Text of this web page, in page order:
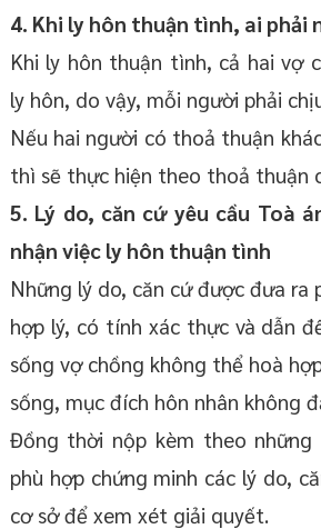
4. Khi ly hôn thuận tình, ai phải
Khi ly hôn thuận tình, cả hai vợ
ly hôn, do vậy, mỗi người phải
Nếu hai người có thoả thuận
thì sẽ thực hiện theo thoả thuận
5. Lý do, căn cứ yêu cầu Toà
nhận việc ly hôn thuận tình
Những lý do, căn cứ được đưa ra
hợp lý, có tính xác thực và dẫn
sống vợ chồng không thể hoà
sống, mục đích hôn nhân không
Đồng thời nộp kèm theo
phù hợp chứng minh các lý do,
cơ sở để xem xét giải quyết.